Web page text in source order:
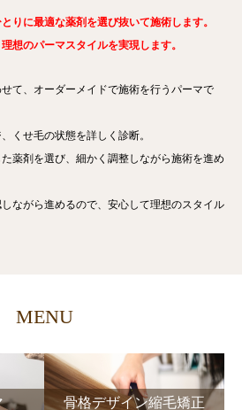
りに最適な薬剤を選び抜いて施術します。
想のパーマスタイルを実現します。
て、オーダーメイドで施術を行うパーマで
くせ毛の状態を詳しく診断。
薬剤を選び、細かく調整しながら施術を進め
ながら進めるので、安心して理想のスタイル
MENU
骨格デザイン縮毛矯正